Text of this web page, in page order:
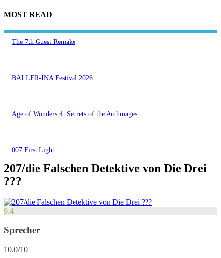
MOST READ
The 7th Guest Remake
BALLER-INA Festival 2026
Age of Wonders 4: Secrets of the Archmages
007 First Light
207/die Falschen Detektive von Die Drei
???
9.4
Sprecher
10.0/10